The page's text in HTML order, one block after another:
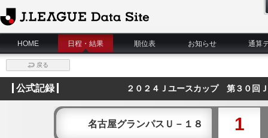
J.League Data Site
HOME
日程・結果 順位表 お知らせ 通算
戻る
公式記録 ２０２４Ｊユースカップ 第３０回
名古屋グランパスＵ－１８ 1